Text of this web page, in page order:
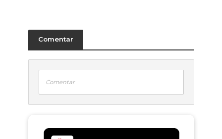
Comentar
Comentar